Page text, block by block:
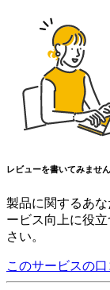
レビューを書いてみませ
製品に関するあ
ービス向上に役
さい。
このサービスの口